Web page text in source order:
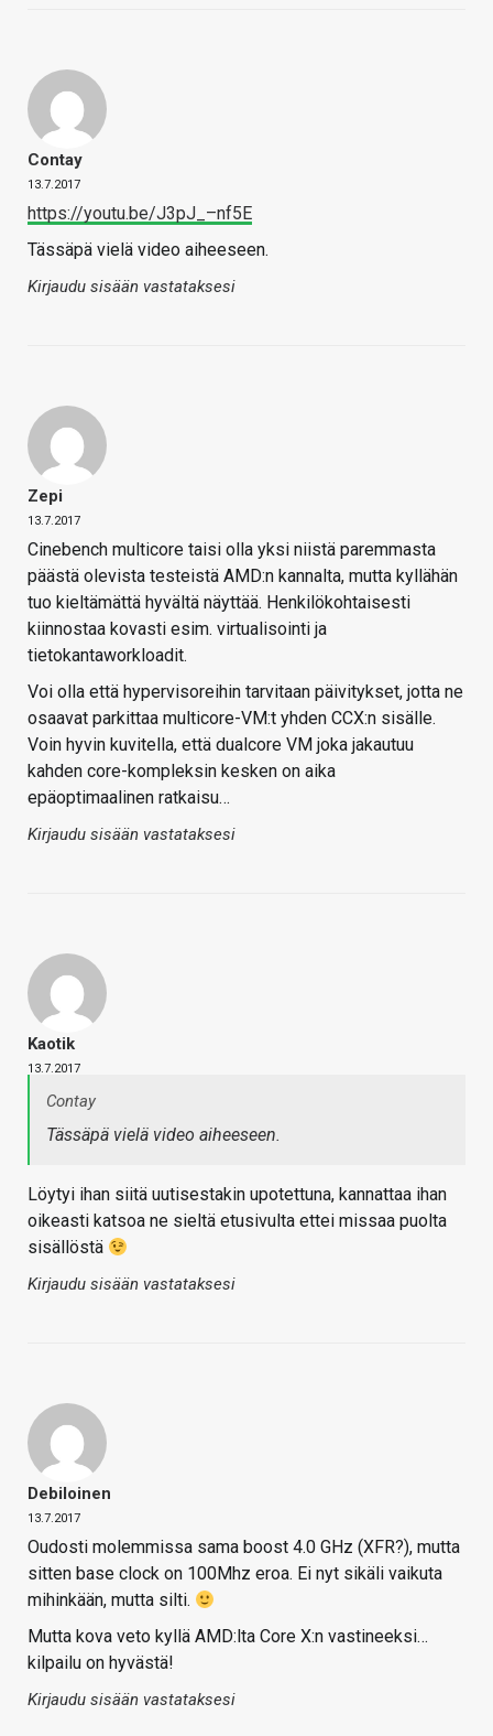
Contay
13.7.2017
https://youtu.be/J3pJ_–nf5E
Tässäpä vielä video aiheeseen.
Kirjaudu sisään vastataksesi
Zepi
13.7.2017
Cinebench multicore taisi olla yksi niistä paremmasta
päästä olevista testeistä AMD:n kannalta, mutta kyllähän
tuo kieltämättä hyvältä näyttää. Henkilökohtaisesti
kiinnostaa kovasti esim. virtualisointi ja
tietokantaworkloadit.
Voi olla että hypervisoreihin tarvitaan päivitykset, jotta ne
osaavat parkittaa multicore-VM:t yhden CCX:n sisälle.
Voin hyvin kuvitella, että dualcore VM joka jakautuu
kahden core-kompleksin kesken on aika
epäoptimaalinen ratkaisu…
Kirjaudu sisään vastataksesi
Kaotik
13.7.2017
Contay
Tässäpä vielä video aiheeseen.
Löytyi ihan siitä uutisestakin upotettuna, kannattaa ihan
oikeasti katsoa ne sieltä etusivulta ettei missaa puolta
sisällöstä
Kirjaudu sisään vastataksesi
Debiloinen
13.7.2017
Oudosti molemmissa sama boost 4.0 GHz (XFR?), mutta
sitten base clock on 100Mhz eroa. Ei nyt sikäli vaikuta
mihinkään, mutta silti.
Mutta kova veto kyllä AMD:lta Core X:n vastineeksi…
kilpailu on hyvästä!
Kirjaudu sisään vastataksesi